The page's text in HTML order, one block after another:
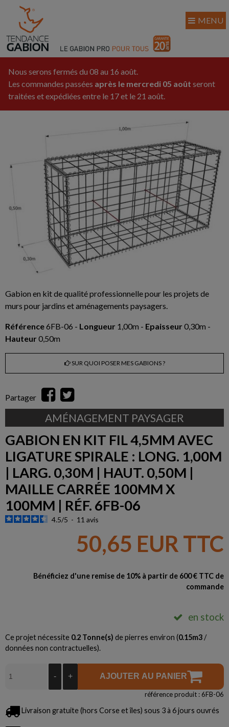
Nous serons fermés du 08 au 16 août.
Les commandes passées après le mercredi 05 août seront
traitées et expédiées entre le 17 et le 21 août.
Gabion en kit de qualité professionnelle pour les projets de
murs pour jardins et aménagements paysagers.
Référence6FB-06 - Longueur 1,00m - Epaisseur 0,30m -
Hauteur 0,50m
SUR QUOI POSER MES GABIONS ?
Partager
AMÉNAGEMENT PAYSAGER
GABION EN KIT FIL 4,5MM AVEC
LIGATURE SPIRALE : LONG. 1,00M
| LARG. 0,30M | HAUT. 0,50M |
MAILLE CARRÉE 100MM X
100MM | RÉF. 6FB-06
4.5/5 - 11 avis
50,65 EUR TTC
Bénéficiez d'une remise de 10% à partir de 600 € TTC de
commande
en stock
Ce projet nécessite 0.2 Tonne(s) de pierres environ (0.15m3 /
données non contractuelles).
- + AJOUTER AU PANIER
référence produit : 6FB-06
Livraison gratuite (hors Corse et îles) sous 3 à 6 jours ouvrés
MENU